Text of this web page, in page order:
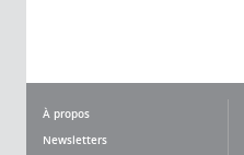
À propos
Newsletters